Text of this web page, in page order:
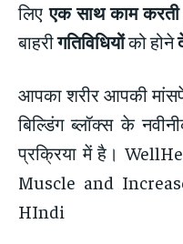
लिएएक साथ काम करती
बाहरीगतिविधियोंको होने
आपका शरीर आपकी
बिल्डिंग ब्लॉक्स के
प्रक्रिया में है।
Muscle and
HIndi